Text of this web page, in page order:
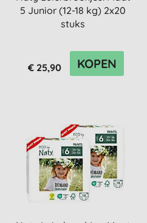
5 Junior (12-18 kg) 2x20
stuks
€ 25,90 KOPEN